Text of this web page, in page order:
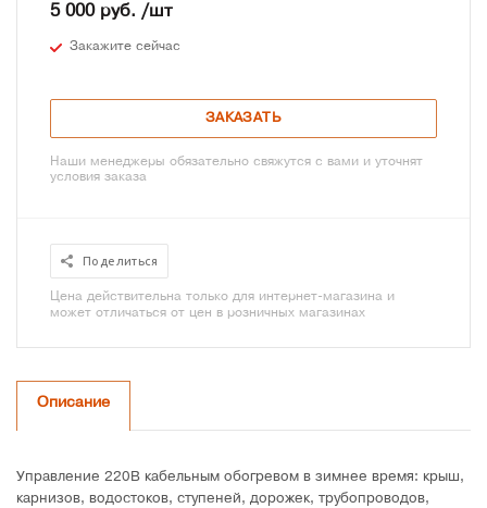
5 000 руб. /шт
Закажите сейчас
ЗАКАЗАТЬ
Наши менеджеры обязательно свяжутся с вами и уточнят
условия заказа
Поделиться
Цена действительна только для интернет-магазина и
может отличаться от цен в розничных магазинах
Описание
Управление 220В кабельным обогревом в зимнее время: крыш,
карнизов, водостоков, ступеней, дорожек, трубопроводов,